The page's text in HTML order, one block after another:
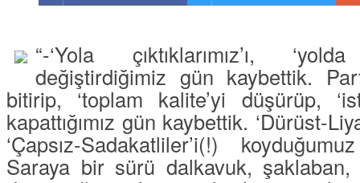
“-‘Yola çıktıklarımız’ı, ‘yolda
değiştirdiğimiz gün kaybettik.
bitirip, ‘toplam kalite’yi düşürüp, ‘
kapattığımız gün kaybettik. ‘Dürüst-
‘Çapsız-Sadakatliler’i(!)
Saraya bir sürü dalkavuk, şaklaban,